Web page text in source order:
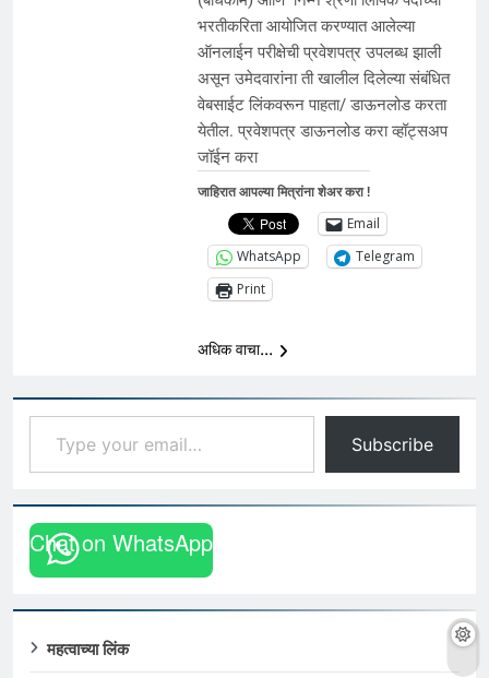
भरतीकरिता आयोजित करण्यात आलेल्या
ऑनलाईन परीक्षेची प्रवेशपत्र उपलब्ध झाली
असून उमेदवारांना ती खालील दिलेल्या संबंधित
वेबसाईट लिंकवरून पाहता/ डाऊनलोड करता
येतील. प्रवेशपत्र डाऊनलोड करा व्हॉट्सअप
जॉईन करा
जाहिरात आपल्या मित्रांना शेअर करा !
Email
WhatsApp
Telegram
Print
अधिक वाचा...
Type your email…
Subscribe
Chat on WhatsApp
महत्वाच्या लिंक